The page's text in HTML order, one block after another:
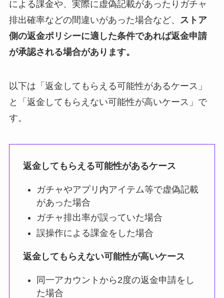
による課金や、実際に虚偽記載があったりガチャ
排出確率などの間違いがあった場合など、 ストア
側の返金ポリシーに適した条件であれば返金申請
が承認される場合があります。
以下は「返金してもらえる可能性があるケース」
と「返金してもらえない可能性が高いケース」で
す。
返金してもらえる可能性があるケース
ガチャやアプリ内アイテム等で虚偽記載
があった場合
ガチャ排出率が誤っていた場合
誤操作による課金をした場合
返金してもらえない可能性が高いケース
同一アカウントから2度の返金申請をし
た場合